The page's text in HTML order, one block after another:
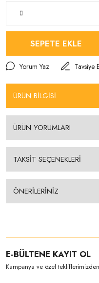
SEPETE EKLE
Yorum Yaz Tavsiye
ÜRÜN BİLGİSİ
ÜRÜN YORUMLARI
TAKSİT SEÇENEKLERİ
ÖNERİLERİNİZ
E-BÜLTENE KAYIT OL
Kampanya ve özel